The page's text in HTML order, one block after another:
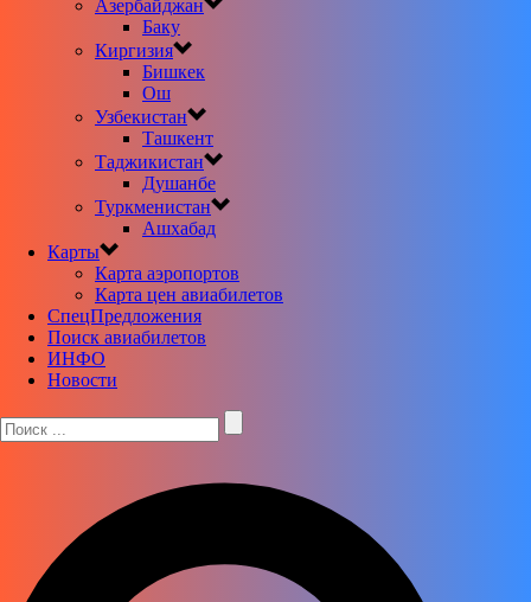
Азербайджан
Баку
Киргизия
Бишкек
Ош
Узбекистан
Ташкент
Таджикистан
Душанбе
Туркменистан
Ашхабад
Карты
Карта аэропортов
Карта цен авиабилетов
CпецПредложения
Поиск авиабилетов
ИНФО
Новости